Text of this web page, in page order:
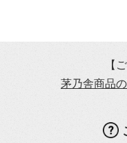
【
茅乃舎商品